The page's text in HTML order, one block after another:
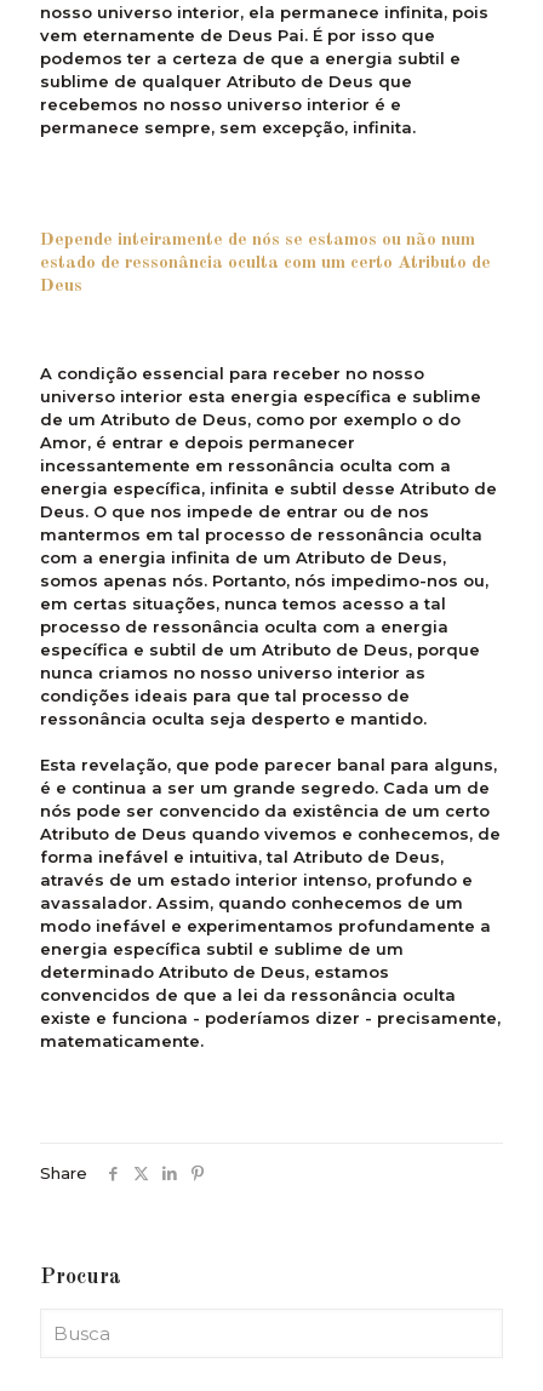
nosso universo interior, ela permanece infinita, pois
vem eternamente de Deus Pai. É por isso que
podemos ter a certeza de que a energia subtil e
sublime de qualquer Atributo de Deus que
recebemos no nosso universo interior é e
permanece sempre, sem excepção, infinita.
Depende inteiramente de nós se estamos ou não num
estado de ressonância oculta com um certo Atributo de
Deus
A condição essencial para receber no nosso
universo interior esta energia específica e sublime
de um Atributo de Deus, como por exemplo o do
Amor, é entrar e depois permanecer
incessantemente em ressonância oculta com a
energia específica, infinita e subtil desse Atributo de
Deus. O que nos impede de entrar ou de nos
mantermos em tal processo de ressonância oculta
com a energia infinita de um Atributo de Deus,
somos apenas nós. Portanto, nós impedimo-nos ou,
em certas situações, nunca temos acesso a tal
processo de ressonância oculta com a energia
específica e subtil de um Atributo de Deus, porque
nunca criamos no nosso universo interior as
condições ideais para que tal processo de
ressonância oculta seja desperto e mantido.
Esta revelação, que pode parecer banal para alguns,
é e continua a ser um grande segredo. Cada um de
nós pode ser convencido da existência de um certo
Atributo de Deus quando vivemos e conhecemos, de
forma inefável e intuitiva, tal Atributo de Deus,
através de um estado interior intenso, profundo e
avassalador. Assim, quando conhecemos de um
modo inefável e experimentamos profundamente a
energia específica subtil e sublime de um
determinado Atributo de Deus, estamos
convencidos de que a lei da ressonância oculta
existe e funciona - poderíamos dizer - precisamente,
matematicamente.
Share
Procura